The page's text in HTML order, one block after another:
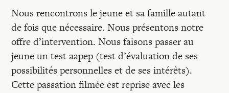
Nous rencontrons le jeune et sa famille autant
de fois que nécessaire. Nous présentons notre
offre d’intervention. Nous faisons passer au
jeune un test aapep (test d’évaluation de ses
possibilités personnelles et de ses intérêts).
Cette passation filmée est reprise avec les